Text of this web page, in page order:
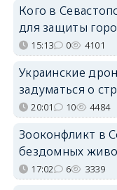
Кого в
для защиты
15:13 0 4101
Украинские
задуматься о
20:01 10 4484
Зооконфликт в
бездомных
17:02 6 3339